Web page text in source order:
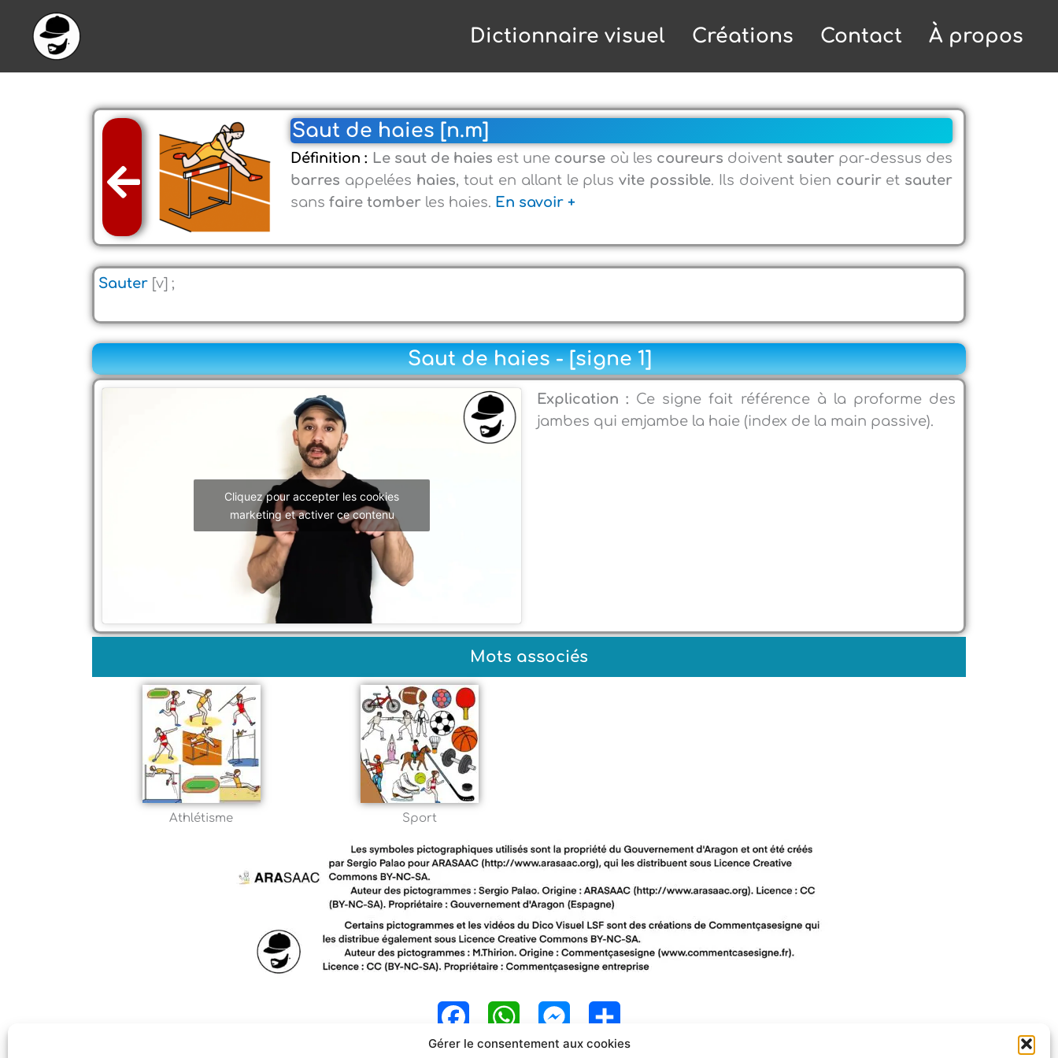
Gérer le consentement aux cookies
contenu
Dictionnaire visuel Créations Contact À propos
Saut de haies [n.m]
Définition : Le saut de haies est une course où les coureurs doivent sauter par-dessus des
barres appelées haies, tout en allant le plusvite possible. Ils doivent bien couriret sauter
sansfaire tomber les haies. En savoir +
Sauter [v] ;
Saut de haies - [signe 1]
Cliquez pour accepter les cookies
marketing et activer ce contenu
Explication : Ce signe fait référence à la proforme des
jambes qui emjambe la haie (index de la main passive).
Mots associés
Athlétisme Sport
F
a
W
h
M
e
P
a